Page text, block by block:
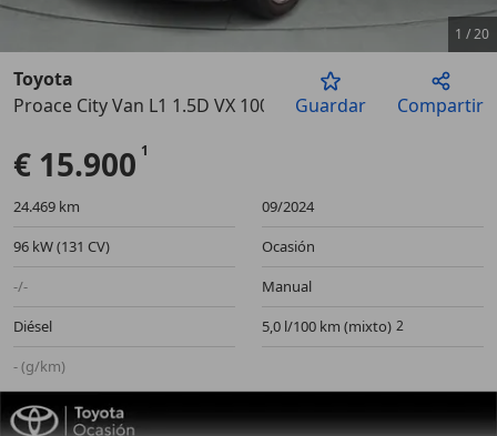
Anterior
1 /20
Toyota
Proace City Van L1 1.5D VX 100
Guardar Compartir
€ 15.900
24.469 km
09/2024
96 kW (131 CV)
Ocasión
-/-
Manual
Diésel
5,0 l/100 km (mixto)
- (g/km)